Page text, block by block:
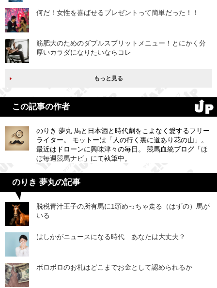
何だ！女性を喜ばせるプレゼントって簡単だった！！
筋肥大のためのダブルスプリットメニュー！とにかく分
厚いカラダになりたいならコレ
もっと見る
この記事の作者
のりき 夢丸 馬と日本酒と時代劇をこよなく愛するフリー
ライター。 モットーは「人の行く裏に道あり花の山」。
最近はドローンに興味津々の毎日。 競馬血統ブログ「ほ
ぼ毎週競馬ナビ 」にて執筆中。
のりき 夢丸の記事
脱税青汁王子の所有馬に1頭めっちゃ走る（はずの）馬が
いる
はしかがニュースになる時代 あなたは大丈夫？
ボロボロのお札はどこまでお金として認められるか